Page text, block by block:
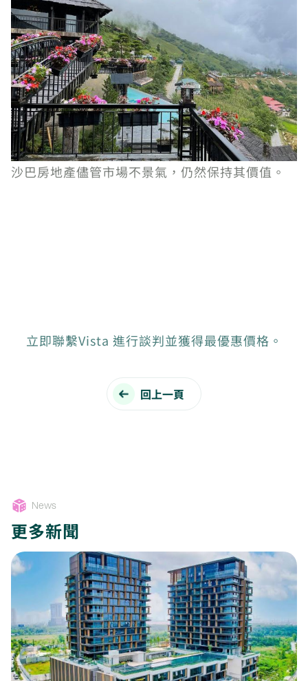
沙巴房地產儘管市場不景氣，仍然保持其價值。
立即聯繫Vista 進行談判並獲得最優惠價格。
回上一頁
News
更多新聞